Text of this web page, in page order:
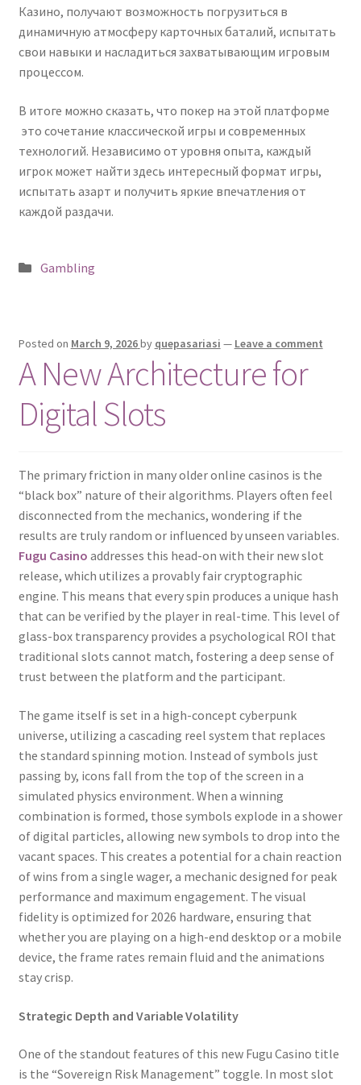
Казино, получают возможность погрузиться в
динамичную атмосферу карточныхбаталий, испытать
свои навыки и насладиться захватывающим игровым
процессом.
В итоге можно сказать, что покер на этой платформе
это сочетание классической игры и современных
технологий. Независимо от уровня опыта, каждый
игрок может найти здесь интересный формат игры,
испытать азарт и получить яркие впечатления от
каждой раздачи.
Posted
Gambling
Posted on March 9, 2026by quepasariasi — Leave a comment
A New Architecture for
Digital Slots
The primary friction in many older online casinos is the
“black box” nature of their algorithms. Players often feel
disconnected from the mechanics, wondering if the
results are truly random or influenced by unseen variables.
Fugu Сasino addresses this head-on with their new slot
release, which utilizes a provably fair cryptographic
engine. This means that every spin produces a unique hash
that can be verified by the player in real-time. This level of
glass-box transparency provides a psychological ROI that
traditional slots cannot match, fostering a deep sense of
trust between the platform and the participant.
The game itself is set in a high-concept cyberpunk
universe, utilizing a cascading reel system that replaces
the standard spinning motion. Instead of symbols just
passing by, icons fall from the top of the screen in a
simulated physics environment. When a winning
combination is formed, those symbols explode in a shower
of digital particles, allowing new symbols to drop into the
vacant spaces. This creates a potential for a chain reaction
of wins from a single wager, a mechanic designed for peak
performance and maximum engagement. The visual
fidelity is optimized for 2026 hardware, ensuring that
whether you are playing on a high-end desktop or a mobile
device, the frame rates remain fluid and the animations
stay crisp.
Strategic Depth and Variable Volatility
One of the standout features of this new Fugu Casino title
is the “Sovereign Risk Management” toggle. In most slot